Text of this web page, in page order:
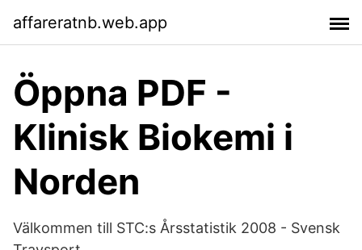
affareratnb.web.app
Öppna PDF -
Klinisk Biokemi i
Norden
Välkommen till STC:s Årsstatistik 2008 - Svensk